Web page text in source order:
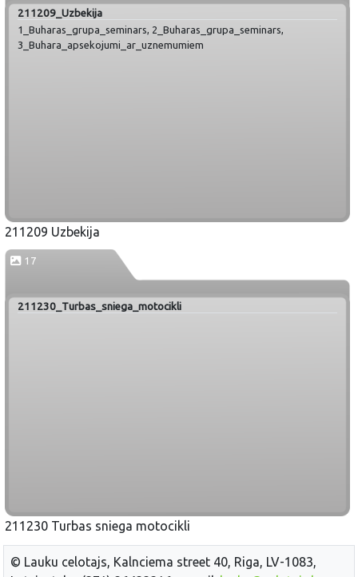
211209_Uzbekija
1_Buharas_grupa_seminars, 2_Buharas_grupa_seminars,
3_Buhara_apsekojumi_ar_uznemumiem
211209 Uzbekija
17
211230_Turbas_sniega_motocikli
211230 Turbas sniega motocikli
© Lauku celotajs, Kalnciema street 40, Riga, LV-1083,